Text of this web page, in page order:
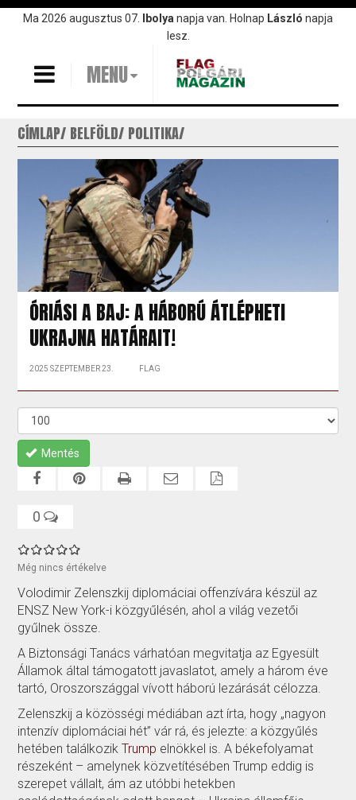
UgrásMa 2026 augusztus 07. Ibolya napja van. Holnap László napja
lesz.
MENU
CÍMLAP BELFÖLD POLITIKA
ÓRIÁSI A BAJ: A HÁBORÚ ÁTLÉPHETI
UKRAJNA HATÁRAIT!
2025 SZEPTEMBER 23. FLAG
Mentés
0
Még nincs értékelve
Volodimir Zelenszkij diplomáciai offenzívára készül az
ENSZ New York-i közgyűlésén, ahol a világ vezetői
gyűlnek össze.
A Biztonsági Tanács várhatóan megvitatja az Egyesült
Államok által támogatott javaslatot, amely a három éve
tartó, Oroszországgal vívott háború lezárását célozza.
Zelenszkij a közösségi médiában azt írta, hogy „nagyon
intenzív diplomáciai hét” vár rá, és jelezte: a közgyűlés
hetében találkozikTrump elnökkel is. A békefolyamat
részeként – amelynek közvetítésében Trump eddig is
szerepet vállalt, ám az utóbbi hetekben